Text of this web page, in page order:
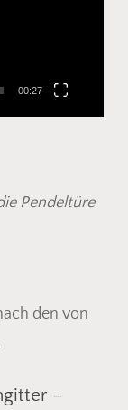
00:27
Pendeltüre
den von
–